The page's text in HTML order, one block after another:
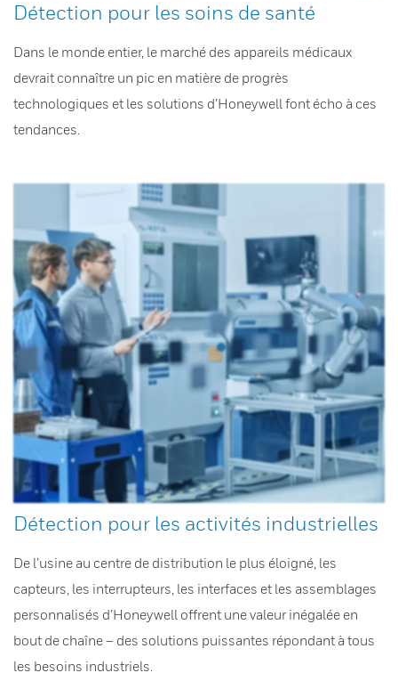
Détection pour les soins de santé
Dans le monde entier, le marché des appareils médicaux
devrait connaître un pic en matière de progrès
technologiques et les solutions d’Honeywell font écho à ces
tendances.
Détection pour les activités industrielles
De l’usine au centre de distribution le plus éloigné, les
capteurs, les interrupteurs, les interfaces et les assemblages
personnalisés d’Honeywell offrent une valeur inégalée en
bout de chaîne – des solutions puissantes répondant à tous
les besoins industriels.